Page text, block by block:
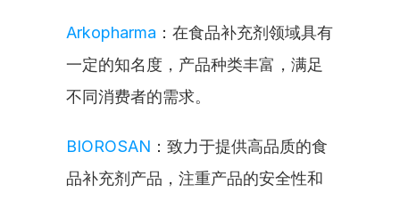
Arkopharma ：在食品补充剂领域具有
一定的知名度，产品种类丰富，满足
不同消费者的需求。
BIOROSAN ：致力于提供高品质的食
品补充剂产品，注重产品的安全性和